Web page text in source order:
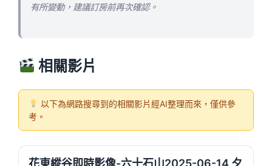
有所變動，建議訂房前再次確認。
相關影片
以下為網路搜尋到的相關影片經AI整理而來，僅供參
考。
花東縱谷即時影像-六十石山2025-06-14 夕